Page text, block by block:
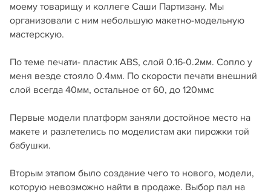
моему товарищу и коллеге Саши Партизану. Мы
организовали с ним небольшую макетно-модельную
мастерскую.
По теме печати- пластик ABS, слой 0.16-0.2мм. Сопло у
меня везде стояло 0.4мм. По скорости печати внешний
слой всегда 40мм, остальное от 60, до 120ммс
Первые модели платформ заняли достойное место на
макете и разлетелись по моделистам аки пирожки той
бабушки.
Вторым этапом было создание чего то нового, модели,
которую невозможно найти в продаже. Выбор пал на